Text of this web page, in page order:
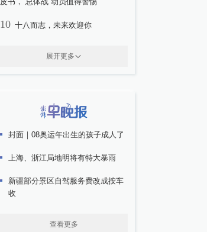
10 十八而志，未来欢迎你
展开更多
封面｜08奥运年出生的孩子成人了
上海、浙江局地明将有特大暴雨
新疆部分景区自驾服务费改成按车
收
查看更多